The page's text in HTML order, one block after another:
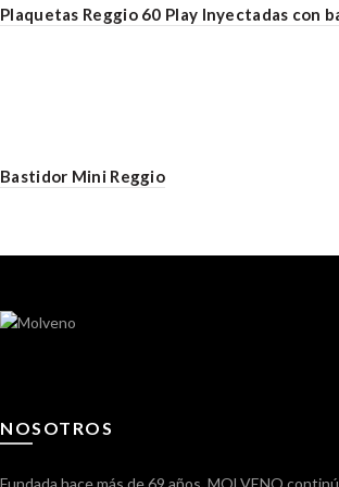
Plaquetas Reggio 60 Play Inyectadas con
Bastidor Mini Reggio
NOSOTROS